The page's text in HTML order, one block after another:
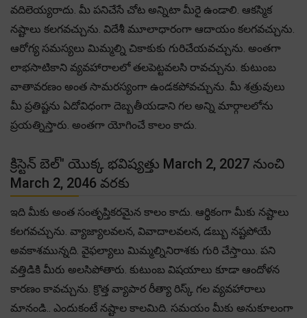
వదిలెయ్యరాదు. మీ పనిచేసే చోట అన్నిటా మీరై ఉండాలి. ఆకస్మిక
నష్టాలు కలగవచ్చును. విదేశీ మూలాధారంగా ఆదాయం కలగవచ్చును.
ఆరోగ్య సమస్యలు మిమ్మల్ని చికాకుకు గురిచేయవచ్చును. అంతగా
లాభసాటికాని వ్యవహారాలలో తలపెట్టవలసి రావచ్చును. కుటుంబ
వాతావరణం అంత సామరస్యంగా ఉండకపోవచ్చును. మీ శత్రువులు
మీ ప్రతిష్టను ఏదోవిధంగా దెబ్బతీయడాని గల అన్ని మార్గాలలోను
ప్రయత్నిస్తారు. అంతగా యోగించే కాలం కాదు.
క్రిస్టెన్ బెల్" యొక్క భవిష్యత్తు March 2, 2027 నుంచి
March 2, 2046 వరకు
ఇది మీకు అంత సంతృప్తికరమైన కాలం కాదు. ఆర్థికంగా మీకు నష్టాలు
కలగవచ్చును. వ్యాజ్యాలవలన, వివాదాలవలన, డబ్బు నష్టపోయే
అవకాశమున్నది. వైఫల్యాలు మిమ్మల్నినిరాశకు గురి చేస్తాయి. పని
వత్తిడికి మీరు అలసిపోతారు. కుటుంబ విషయాలు కూడా ఆందోళన
కారణం కావచ్చును. క్రొత్త వ్యాపార రీత్యా రిస్క్ గల వ్యవహారాలు
మానండి.. ఎందుకంటే నష్టాల కాలమిది. సమయం మీకు అనుకూలంగా